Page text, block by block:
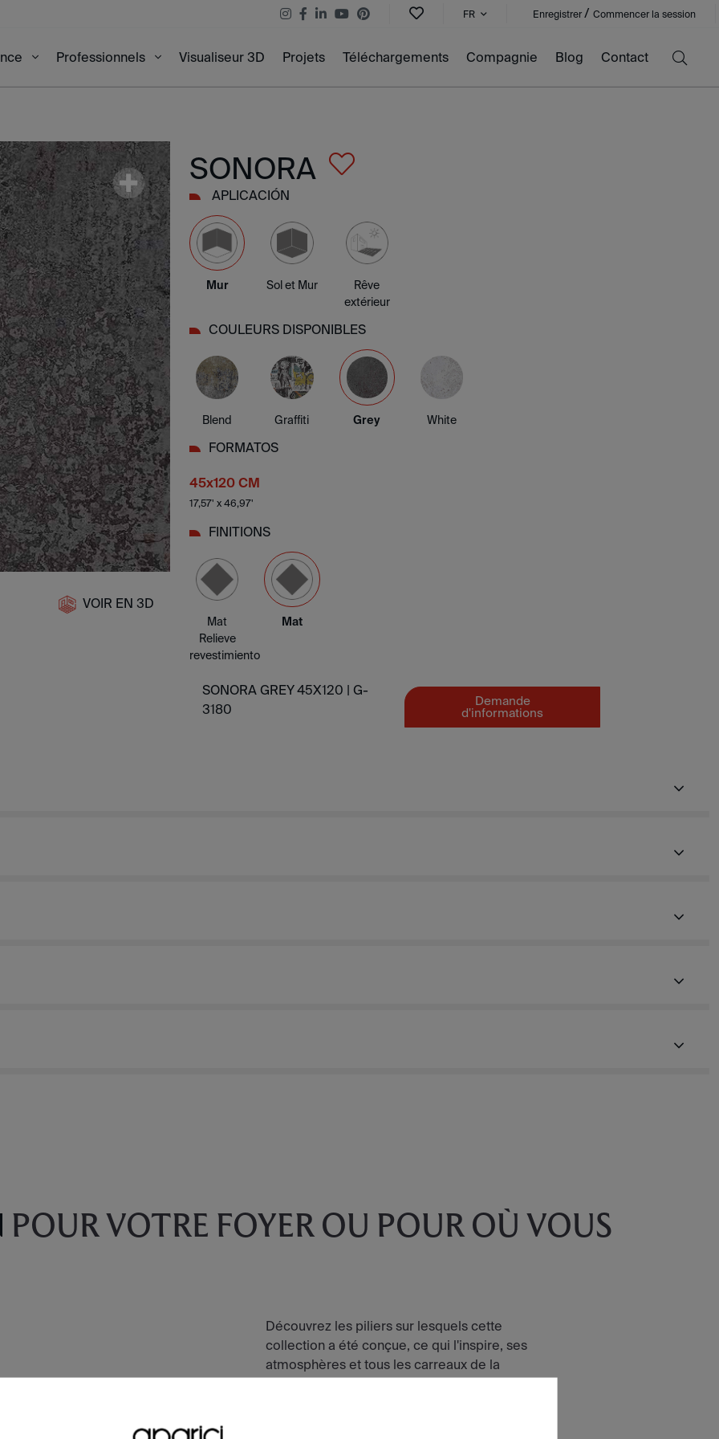
FR Enregistrer / Commencer la session
Professionnels Visualiseur 3D Projets Téléchargements Compagnie Blog Contact
VOIR EN 3D
SONORA
APLICACIÓN
Mur Sol et Mur
Rêve
extérieur
COULEURS DISPONIBLES
Blend Graffiti Grey White
FORMATOS
45x120 CM
17,57' x 46,97'
FINITIONS
Mat
Relieve
revestimiento
Mat
SONORA GREY 45X120 | G-
3180
Demande
d'informations
POUR VOTRE FOYER OU POUR OÙ VOUS
Découvrez les piliers sur lesquels cette
collection a été conçue, ce qui l'inspire, ses
atmosphères et tous les carreaux de la